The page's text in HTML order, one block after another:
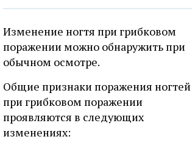
Изменение ногтя при грибковом
поражении можно обнаружить при
обычном осмотре.
Общие признаки поражения ногтей
при грибковом поражении
проявляются в следующих
изменениях: